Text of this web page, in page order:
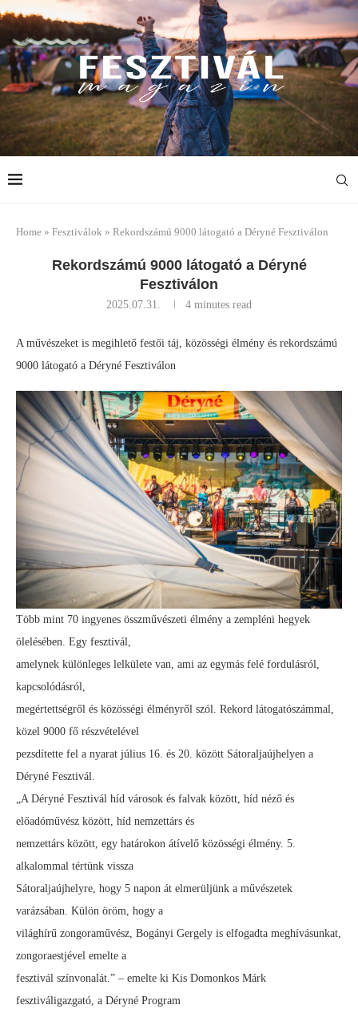
Home » Fesztiválok » Rekordszámú 9000 látogató a Déryné Fesztiválon
Rekordszámú 9000 látogató a Déryné
Fesztiválon
2025.07.31. 4 minutes read
A művészeket is megihlető festői táj, közösségi élmény és rekordszámú
9000 látogató a Déryné Fesztiválon
Több mint 70 ingyenes összművészeti élmény a zempléni hegyek
ölelésében. Egy fesztivál,
amelynek különleges lelkülete van, ami az egymás felé fordulásról,
kapcsolódásról,
megértettségről és közösségi élményről szól. Rekord látogatószámmal,
közel 9000 fő részvételével
pezsdítette fel a nyarat július 16. és 20. között Sátoraljaújhelyen a
Déryné Fesztivál.
„A Déryné Fesztivál híd városok és falvak között, híd néző és
előadóművész között, híd nemzettárs és
nemzettárs között, egy határokon átívelő közösségi élmény. 5.
alkalommal tértünk vissza
Sátoraljaújhelyre, hogy 5 napon át elmerüljünk a művészetek
varázsában. Külön öröm, hogy a
világhírű zongoraművész, Bogányi Gergely is elfogadta meghívásunkat,
zongoraestjével emelte a
fesztivál színvonalát.” – emelte ki Kis Domonkos Márk
fesztiváligazgató, a Déryné Program